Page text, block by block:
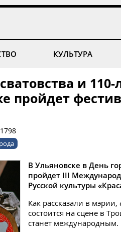
КУЛЬТУРА
и
пройдет
1798
В Ульяновске в День
пройдет III
Русской культуры
Как рассказали в мэрии,
состоится на сцене в
станет международным.